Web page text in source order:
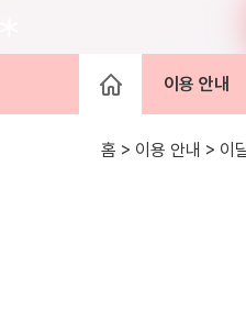
이용 안내
홈 > 이용 안내 > 이